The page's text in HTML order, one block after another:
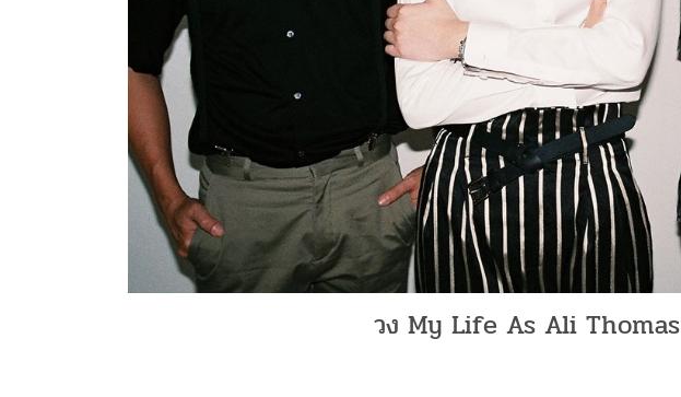
วง My Life As Ali Thomas